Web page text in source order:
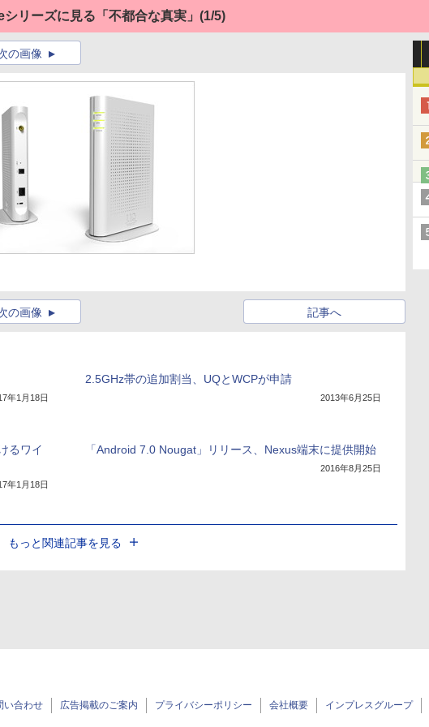
リーズに見る「不都合な真実」 (1/5)
の画像
の画像 記事へ
年1月18日
2.5GHz帯の追加割当、UQとWCPが申請
2013年6月25日
るワイ
年1月18日
「Android 7.0 Nougat」リリース、Nexus端末に提供開始
2016年8月25日
もっと関連記事を見る
い合わせ 広告掲載のご案内 プライバシーポリシー 会社概要 インプレスグループ